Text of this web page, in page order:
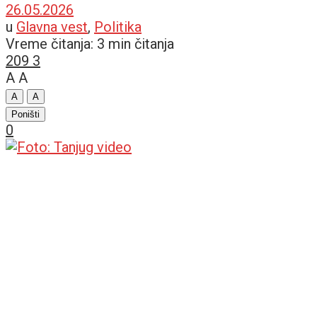
26.05.2026
u Glavna vest, Politika
Vreme čitanja: 3 min čitanja
209 3
A A
A
A
Poništi
0